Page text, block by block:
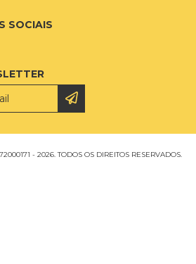
SOCIAIS
- 2026. TODOS OS DIREITOS RESERVADOS.